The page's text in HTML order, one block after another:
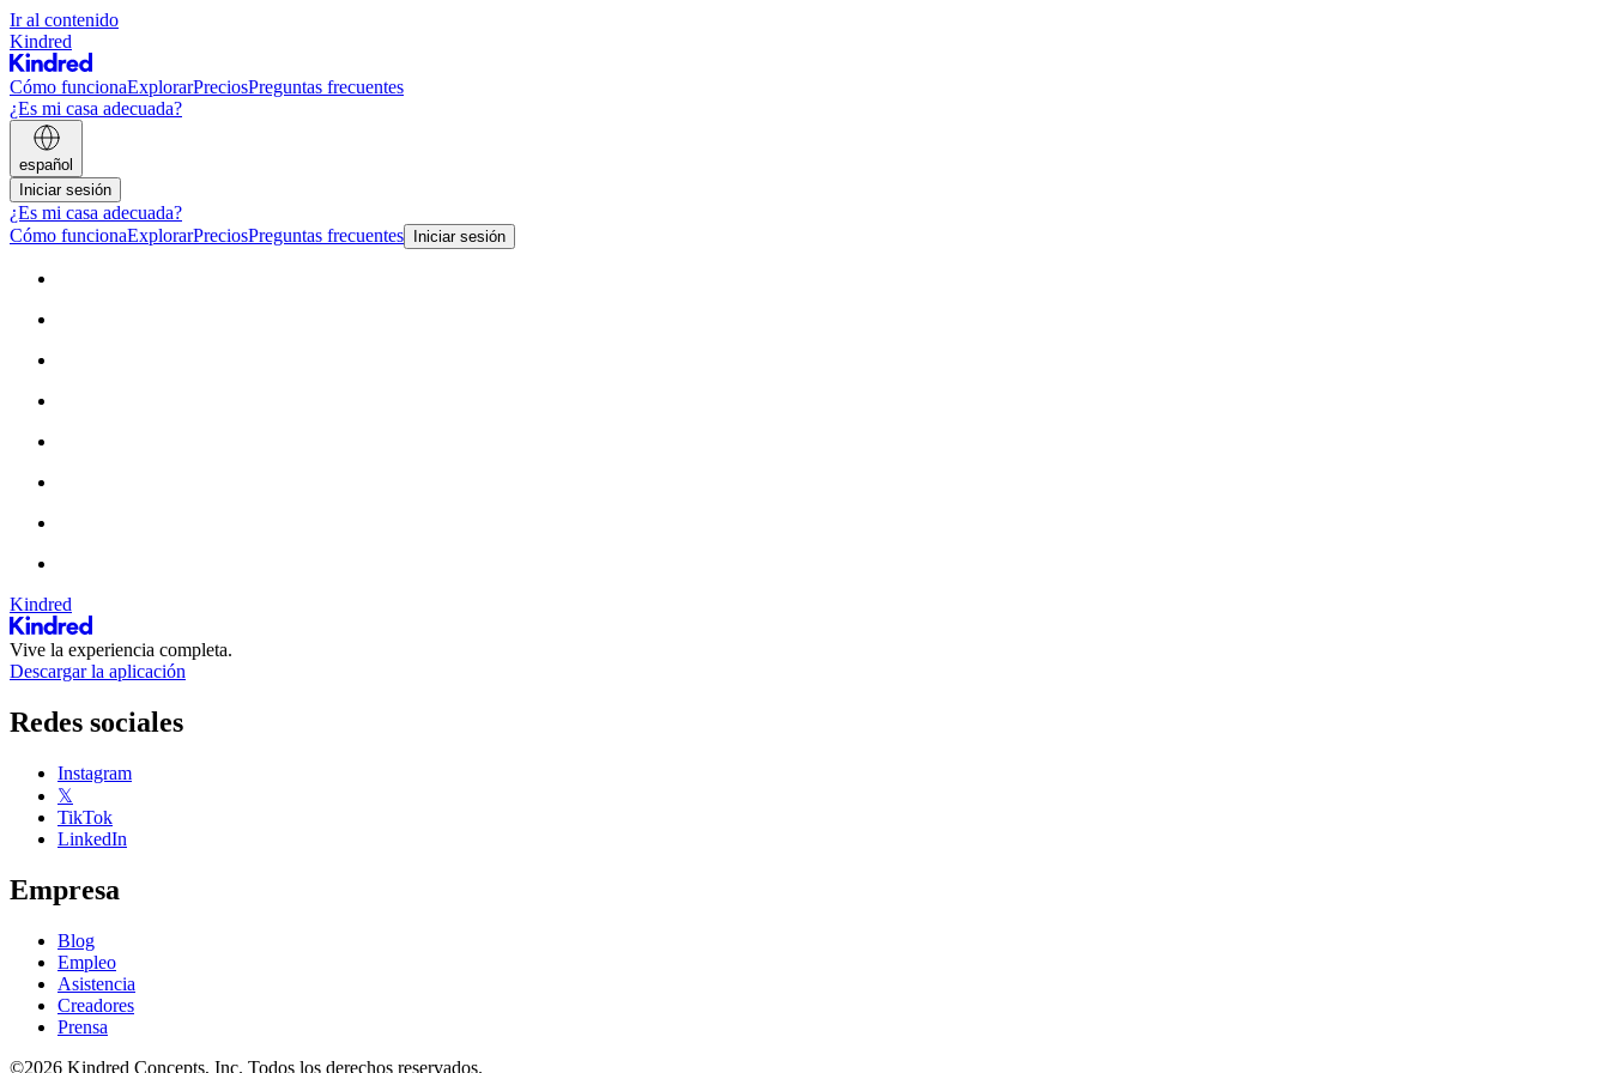
Ir al contenido
Kindred
Cómo funcionaExplorarPreciosPreguntas frecuentes
¿Es mi casa adecuada?
español
Iniciar sesión
¿Es mi casa adecuada?
Cómo funcionaExplorarPreciosPreguntas frecuentes Iniciar sesión
Kindred
Vive la experiencia completa.
Descargar la aplicación
Redes sociales
Instagram
𝕏
TikTok
LinkedIn
Empresa
Blog
Empleo
Asistencia
Creadores
Prensa
©2026 Kindred Concepts, Inc. Todos los derechos reservados.